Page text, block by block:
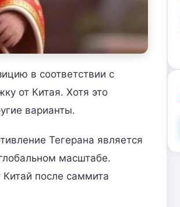
в соответствии с
от Китая. Хотя это
варианты.
Тегерана является
масштабе.
после саммита